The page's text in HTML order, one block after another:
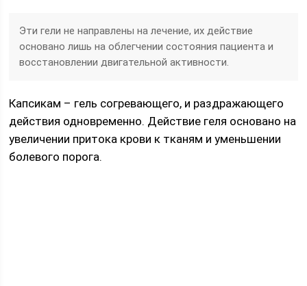
Эти гели не направлены на лечение, их действие
основано лишь на облегчении состояния пациента и
восстановлении двигательной активности.
Капсикам – гель согревающего, и раздражающего
действия одновременно. Действие геля основано на
увеличении притока крови к тканям и уменьшении
болевого порога.